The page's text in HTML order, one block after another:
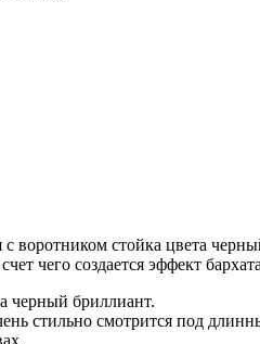
воротником стойка цвета
чего создается эффект
черный бриллиант.
стильно смотрится под